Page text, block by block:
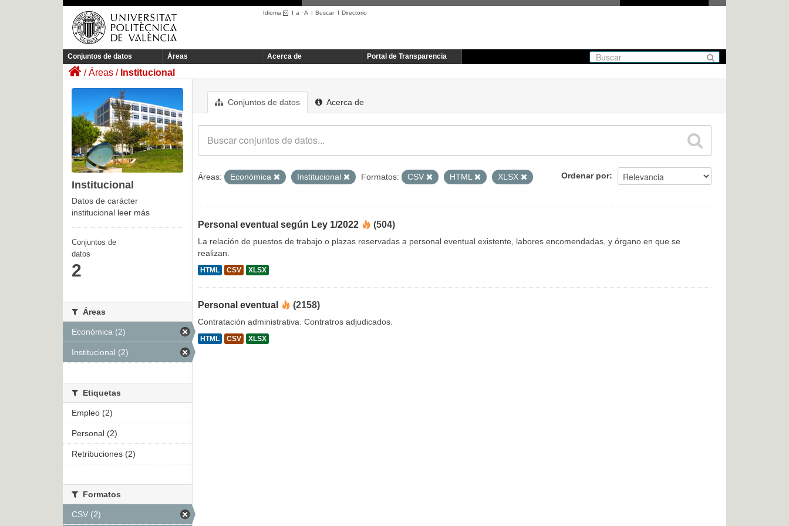
Idioma I a ·A I BuscarI Directorio
Conjuntos de datos Áreas Acerca de Portal de Transparencia
Áreas Institucional
Conjuntos de datos Acerca de
Ordenar por
Áreas: Económica Institucional Formatos: CSV HTML XLSX
Personal eventual según Ley 1/2022 (504)
La relación de puestos de trabajo o plazas reservadas a personal eventual existente, labores encomendadas, y órgano en que se
realizan.
HTML CSV XLSX
Personal eventual (2158)
Contratación administrativa. Contratros adjudicados.
HTML CSV XLSX
Institucional
Datos de carácter
institucional leer más
Conjuntos de
datos
2
Áreas
Económica (2)
Institucional (2)
Etiquetas
Empleo (2)
Personal (2)
Retribuciones (2)
Formatos
CSV (2)